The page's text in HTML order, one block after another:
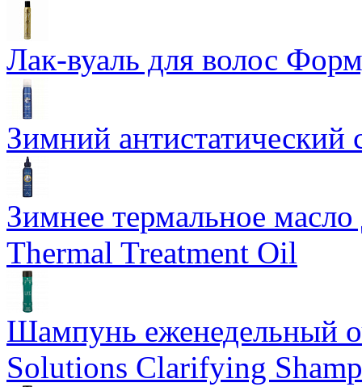
Лак-вуаль для волос
Зимний
Зимнее термальное
Thermal Treatment Oil
Шампунь еженедельный
Solutions Clarifying